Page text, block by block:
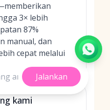
3× lebih
87%
manual, dan
cepat melalui
berkuasa AI.
kami
Jalankan